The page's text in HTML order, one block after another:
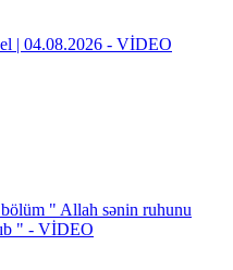
| 04.08.2026 - VİDEO
" Allah sənin ruhunu
" - VİDEO